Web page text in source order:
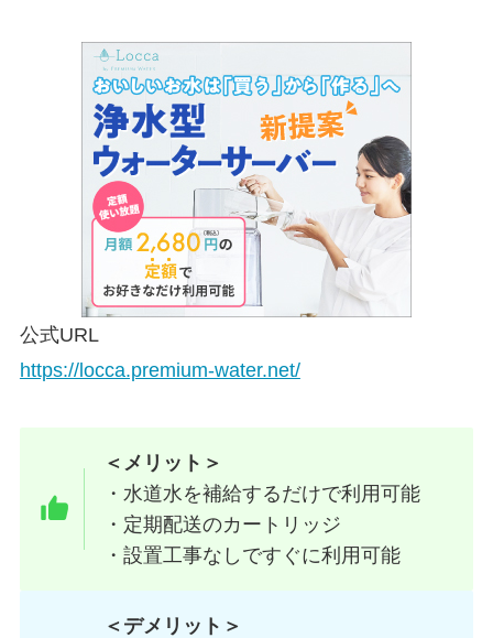
公式URL
https://locca.premium-water.net/
＜メリット＞
・水道水を補給するだけで利用可能
・定期配送のカートリッジ
・設置工事なしですぐに利用可能
＜デメリット＞